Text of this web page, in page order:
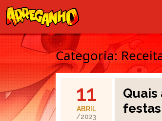
Categoria:
11
ABRIL
/2023
Quais
festas